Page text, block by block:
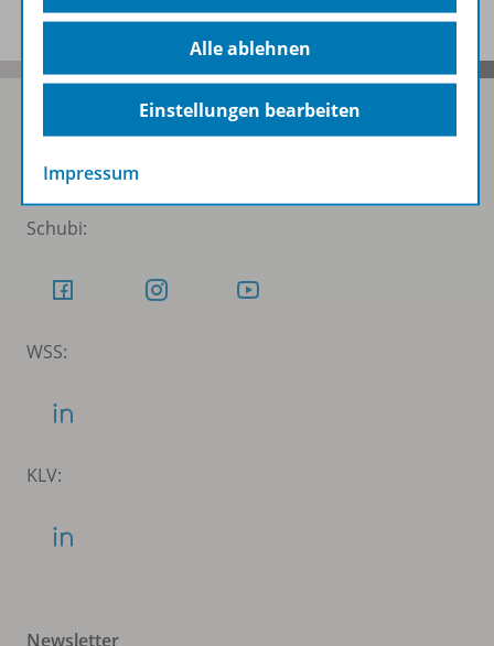
Folgen Sie uns auf Social Media
Schubi:
WSS:
KLV:
Newsletter
Alle ablehnen
Einstellungen bearbeiten
Impressum